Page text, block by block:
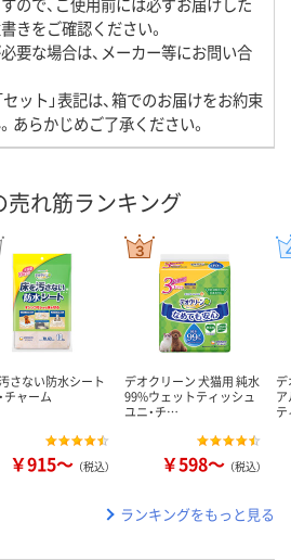
きをご確認ください。
要な場合は、メーカー等にお問い合
ット」表記は、箱でのお届けをお約束
あらかじめご了承ください。
売れ筋ランキング
さない防水シート
チャーム
￥915～ （税込）
デオクリーン 犬猫用 純水
99%ウェットティッシュ
ユニ・チ…
￥598～ （税込）
ランキングをもっと見る